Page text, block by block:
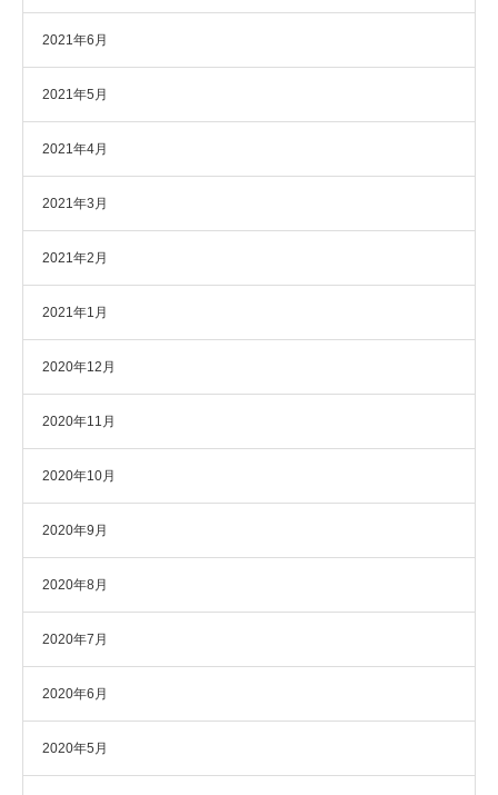
2021年6月
2021年5月
2021年4月
2021年3月
2021年2月
2021年1月
2020年12月
2020年11月
2020年10月
2020年9月
2020年8月
2020年7月
2020年6月
2020年5月